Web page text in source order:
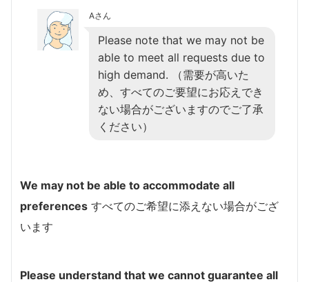
Aさん
Please note that we may not be
able to meet all requests due to
high demand. （需要が高いた
め、すべてのご要望にお応えでき
ない場合がございますのでご了承
ください）
We may not be able to accommodate all
preferences すべてのご希望に添えない場合がござ
います
Please understand that we cannot guarantee all